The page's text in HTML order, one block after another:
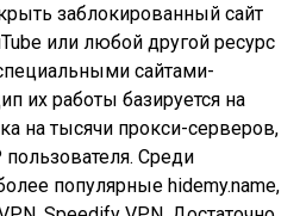
заблокированный сайт
или любой другой ресурс
сайтами-
их работы базируется на
на тысячи прокси-серверов,
Среди
популярные hidemy.name,